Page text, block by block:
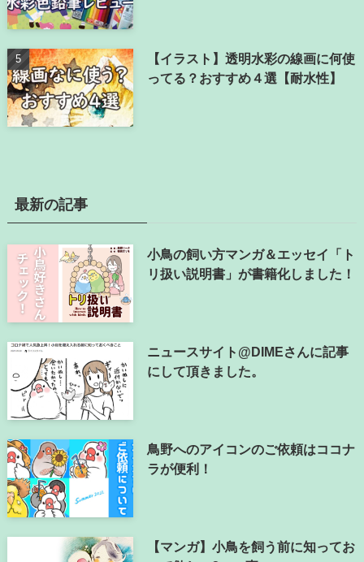
【イラスト】透明水彩の線画に何使
ってる？おすすめ４選【耐水性】
最新の記事
小鳥の飼い方マンガ＆エッセイ「ト
リ扱い説明書」が書籍化しました！
ニュースサイト@DIMEさんに記事
にして頂きました。
鳥野へのアイコンのご依頼はココナ
ラが便利！
【マンガ】小鳥を飼う前に知ってお